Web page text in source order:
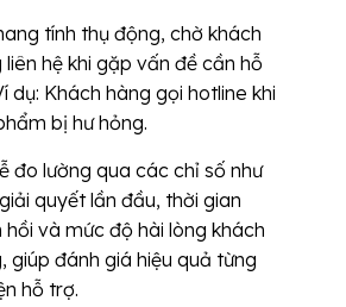
tính thụ động, chờ khách
liên hệ khi gặp vấn đề cần hỗ
dụ: Khách hàng gọi hotline khi
bị hư hỏng.
đo lường qua các chỉ số như
quyết lần đầu, thời gian
hồi và mức độ hài lòng khách
giúp đánh giá hiệu quả từng
hỗ trợ.